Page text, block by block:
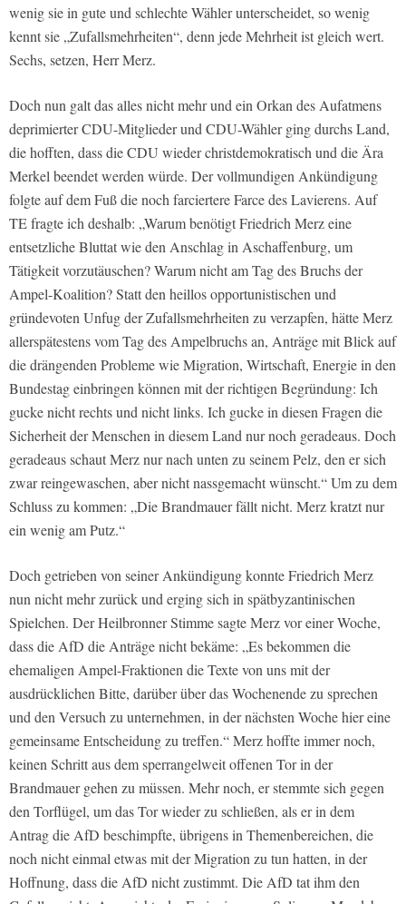
wenig sie in gute und schlechte Wähler unterscheidet, so wenig
kennt sie „Zufallsmehrheiten“, denn jede Mehrheit ist gleich wert.
Sechs, setzen, Herr Merz.
Doch nun galt das alles nicht mehr und ein Orkan des Aufatmens
deprimierter CDU-Mitglieder und CDU-Wähler ging durchs Land,
die hofften, dass die CDU wieder christdemokratisch und die Ära
Merkel beendet werden würde. Der vollmundigen Ankündigung
folgte auf dem Fuß die noch farciertere Farce des Lavierens. Auf
TE fragte ich deshalb: „Warum benötigt Friedrich Merz eine
entsetzliche Bluttat wie den Anschlag in Aschaffenburg, um
Tätigkeit vorzutäuschen? Warum nicht am Tag des Bruchs der
Ampel-Koalition? Statt den heillos opportunistischen und
gründevoten Unfug der Zufallsmehrheiten zu verzapfen, hätte Merz
allerspätestens vom Tag des Ampelbruchs an, Anträge mit Blick auf
die drängenden Probleme wie Migration, Wirtschaft, Energie in den
Bundestag einbringen können mit der richtigen Begründung: Ich
gucke nicht rechts und nicht links. Ich gucke in diesen Fragen die
Sicherheit der Menschen in diesem Land nur noch geradeaus. Doch
geradeaus schaut Merz nur nach unten zu seinem Pelz, den er sich
zwar reingewaschen, aber nicht nassgemacht wünscht.“ Um zu dem
Schluss zu kommen: „Die Brandmauer fällt nicht. Merz kratzt nur
ein wenig am Putz.“
Doch getrieben von seiner Ankündigung konnte Friedrich Merz
nun nicht mehr zurück und erging sich in spätbyzantinischen
Spielchen. Der Heilbronner Stimme sagte Merz vor einer Woche,
dass die AfD die Anträge nicht bekäme: „Es bekommen die
ehemaligen Ampel-Fraktionen die Texte von uns mit der
ausdrücklichen Bitte, darüber über das Wochenende zu sprechen
und den Versuch zu unternehmen, in der nächsten Woche hier eine
gemeinsame Entscheidung zu treffen.“ Merz hoffte immer noch,
keinen Schritt aus dem sperrangelweit offenen Tor in der
Brandmauer gehen zu müssen. Mehr noch, er stemmte sich gegen
den Torflügel, um das Tor wieder zu schließen, als er in dem
Antrag die AfD beschimpfte, übrigens in Themenbereichen, die
noch nicht einmal etwas mit der Migration zu tun hatten, in der
Hoffnung, dass die AfD nicht zustimmt. Die AfD tat ihm den